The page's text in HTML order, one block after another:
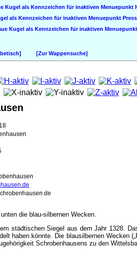
[Zur Wappensuche]
die blau-silbernen Wecken.
städtischen Siegel aus dem Jahr 1328.
haben könnte. Die blausilbernen Wecken
Schrobenhausens zu den